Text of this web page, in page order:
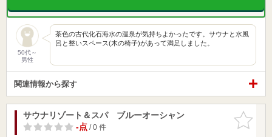
50代～
男性
茶色の古代化石海水の温泉が気持ちよかったです。サウナと水風
呂と整いスペース(木の椅子)があって満足しました。
関連情報から探す
お気に入
りに追加
サウナリゾート＆スパ ブルーオーシャン
-点/ 0 件